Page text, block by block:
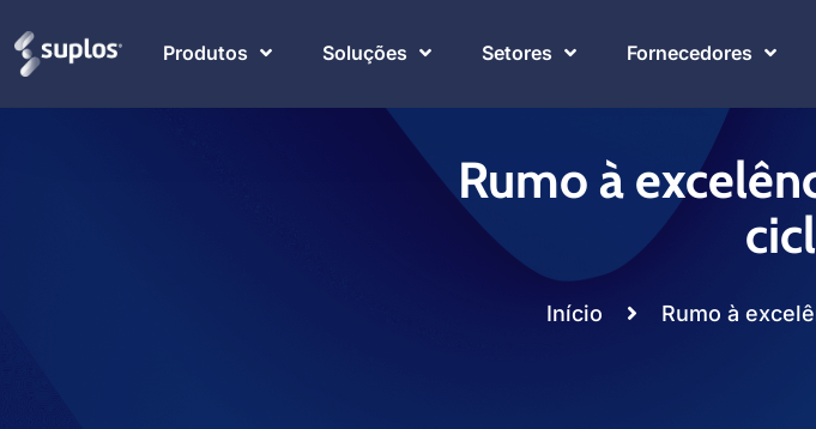
Produtos Soluções Setores Fornecedores
Rumo à
Início Rumo à